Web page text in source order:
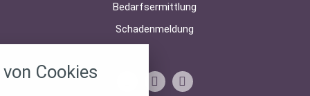
Bedarfsermittlung
Schadenmeldung
Cookies
alle verwendeten Cookies und